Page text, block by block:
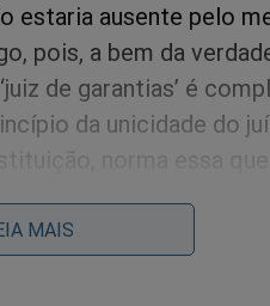
estaria ausente pelo
pois, a bem da
de garantias’ é
da unicidade do
norma essa que
ordinária, como a que
MAIS